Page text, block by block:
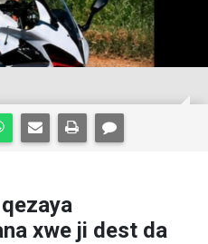
xwe ji dest da